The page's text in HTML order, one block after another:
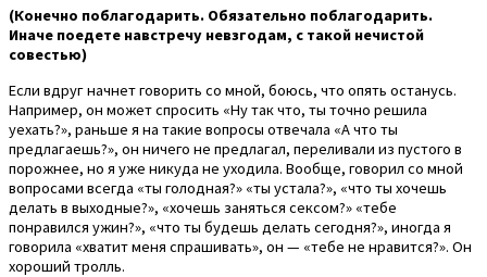
(Конечно поблагодарить. Обязательно поблагодарить.
Иначе поедете навстречу невзгодам, с такой нечистой
совестью)
Если вдруг начнет говорить со мной, боюсь, что опять останусь.
Например, он может спросить «Ну так что, ты точно решила
уехать?», раньше я на такие вопросы отвечала «А что ты
предлагаешь?», он ничего не предлагал, переливали из пустого в
порожнее, но я уже никуда не уходила. Вообще, говорил со мной
вопросами всегда «ты голодная?» «ты устала?», «что ты хочешь
делать в выходные?», «хочешь заняться сексом?» «тебе
понравился ужин?», «что ты будешь делать сегодня?», иногда я
говорила «хватит меня спрашивать», он — «тебе не нравится?». Он
хороший тролль.